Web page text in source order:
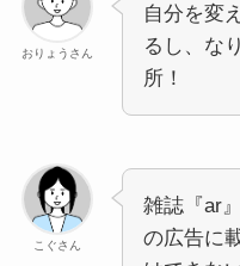
おりょうさん
自分を変
るし、な
所！
こぐさん
雑誌『ar
の広告に